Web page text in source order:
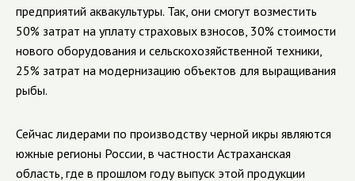
предприятий аквакультуры. Так, они смогут возместить
50% затрат на уплату страховых взносов, 30% стоимости
нового оборудования и сельскохозяйственной техники,
25% затрат на модернизацию объектов для выращивания
рыбы.
Сейчас лидерами по производству черной икры являются
южные регионы России, в частности Астраханская
область, где в прошлом году выпуск этой продукции